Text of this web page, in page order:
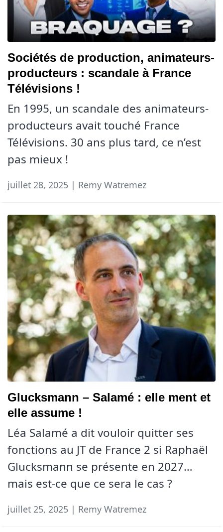
Sociétés de production, animateurs-
producteurs : scandale à France
Télévisions !
En 1995, un scandale des animateurs-
producteurs avait touché France
Télévisions. 30 ans plus tard, ce n’est
pas mieux !
juillet 28, 2025 | Remy Watremez
Glucksmann – Salamé : elle ment et
elle assume !
Léa Salamé a dit vouloir quitter ses
fonctions au JT de France 2 si Raphaël
Glucksmann se présente en 2027…
mais est-ce que ce sera le cas ?
juillet 25, 2025 | Remy Watremez